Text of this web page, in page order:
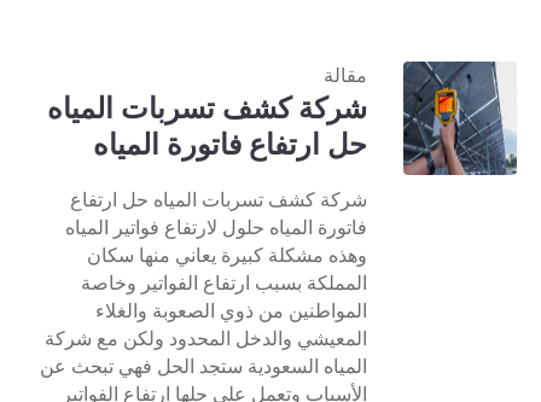
مقالة
شركة كشف تسربات المياه
حل ارتفاع فاتورة المياه
شركة كشف تسربات المياه حل ارتفاع
فاتورة المياه حلول لارتفاع فواتير المياه
وهذه مشكلة كبيرة يعاني منها سكان
المملكة بسبب ارتفاع الفواتير وخاصة
المواطنين من ذوي الصعوبة والغلاء
المعيشي والدخل المحدود ولكن مع شركة
المياه السعودية ستجد الحل فهي تبحث عن
الأسباب وتعمل على حلها ارتفاع الفواتير